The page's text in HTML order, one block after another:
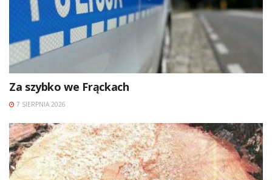
Za szybko we Frąckach
7 SIERPNIA 2026